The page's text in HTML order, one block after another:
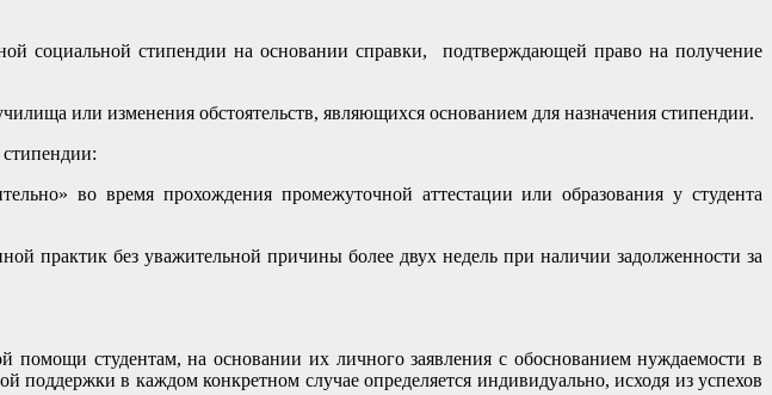
социальной стипендии на основании справки, подтверждающей право на получение
или изменения обстоятельств, являющихся основанием для назначения стипендии.
стипендии:
во время прохождения промежуточной аттестации или образования у студента
практик без уважительной причины более двух недель при наличии задолженности за
помощи студентам, на основании их личного заявления с обоснованием нуждаемости в
в каждом конкретном случае определяется индивидуально, исходя из успехов